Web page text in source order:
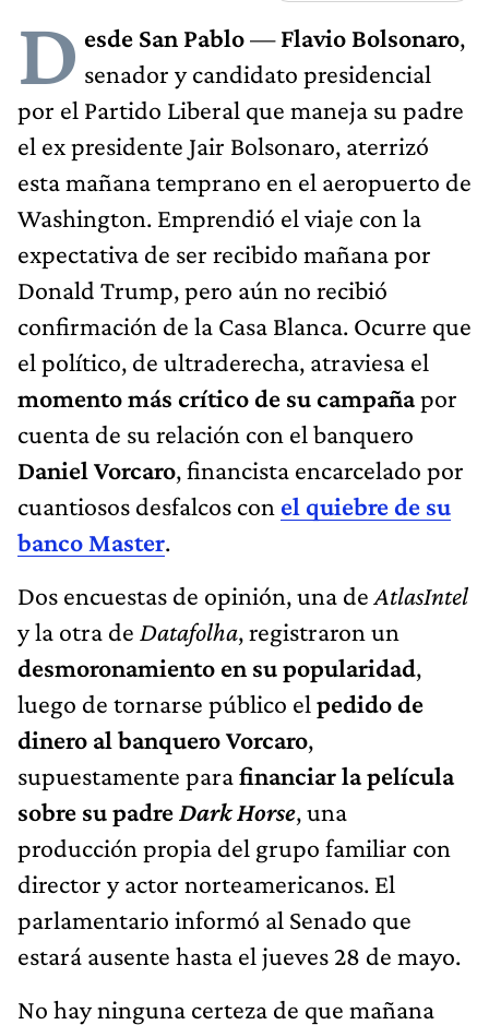
D esde San Pablo—Flavio Bolsonaro,
senador y candidato presidencial
por el Partido Liberal que maneja su padre
el ex presidente Jair Bolsonaro, aterrizó
esta mañana temprano en el aeropuerto de
Washington. Emprendió el viaje con la
expectativa de ser recibido mañana por
Donald Trump, pero aún no recibió
confirmación de la Casa Blanca. Ocurre que
el político, de ultraderecha, atraviesa el
momento más crítico de su campañapor
cuenta de su relación con el banquero
Daniel Vorcaro, financista encarcelado por
cuantiosos desfalcos con el quiebre de su
banco Master.
Dos encuestas de opinión, una de AtlasIntel
y la otra de Datafolha, registraron un
desmoronamiento en su popularidad,
luego de tornarse público el pedido de
dinero al banquero Vorcaro,
supuestamente parafinanciar la película
sobre su padreDark Horse, una
producción propia del grupo familiar con
director y actor norteamericanos. El
parlamentario informó al Senado que
estará ausente hasta el jueves 28 de mayo.
No hay ninguna certeza de que mañana